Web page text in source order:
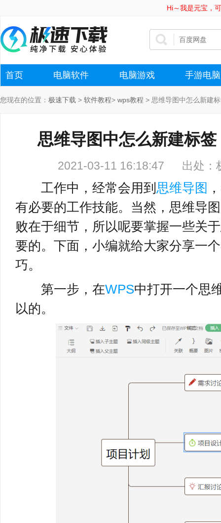
Hi～我是元宝，
首页 电脑软件 电脑游戏 手游电
您现在的位置： 极速下载 > 软件教程> wps教程 > 思维导图中怎么新建
思维导图中怎么新建标
2021-03-11 16:18:47 出处：
工作中，经常会用到 思维导图
有必要的工作技能。当然，思维导
败在于细节，所以呢要掌握一些关
要的。下面，小编就给大家分享一
巧。
第一步，在WPS中打开一个思
以的。